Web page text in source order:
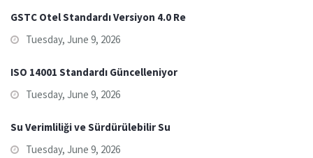
GSTC Otel Standardı Versiyon 4.0 Re
Tuesday, June 9, 2026
ISO 14001 Standardı Güncelleniyor
Tuesday, June 9, 2026
Su Verimliliği ve Sürdürülebilir Su
Tuesday, June 9, 2026